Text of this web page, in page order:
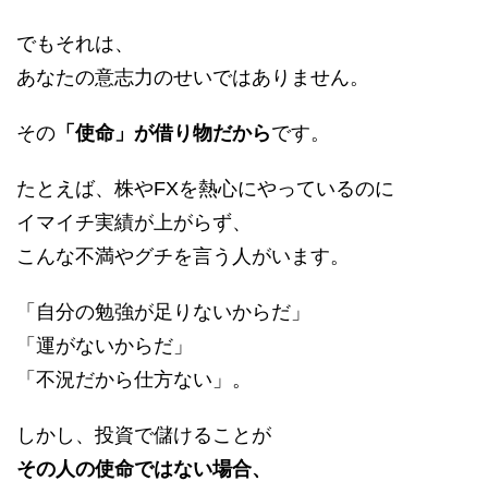
でもそれは、
あなたの意志力のせいではありません。
その 「使命」が借り物だからです。
たとえば、株やFXを熱心にやっているのに
イマイチ実績が上がらず、
こんな不満やグチを言う人がいます。
「自分の勉強が足りないからだ」
「運がないからだ」
「不況だから仕方ない」。
しかし、投資で儲けることが
その人の使命ではない場合、